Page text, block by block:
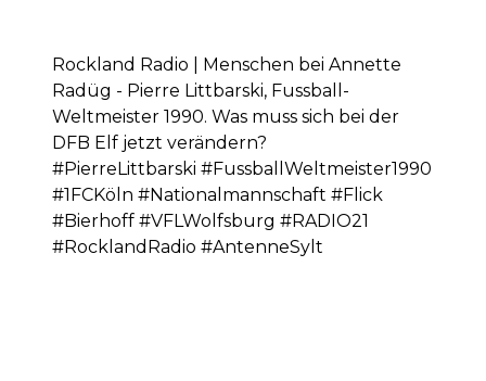
Rockland Radio | Menschen bei Annette
Radüg - Pierre Littbarski, Fussball-
Weltmeister 1990. Was muss sich bei der
DFB Elf jetzt verändern?
#PierreLittbarski #FussballWeltmeister1990
#1FCKöln #Nationalmannschaft #Flick
#Bierhoff #VFLWolfsburg #RADIO21
#RocklandRadio #AntenneSylt